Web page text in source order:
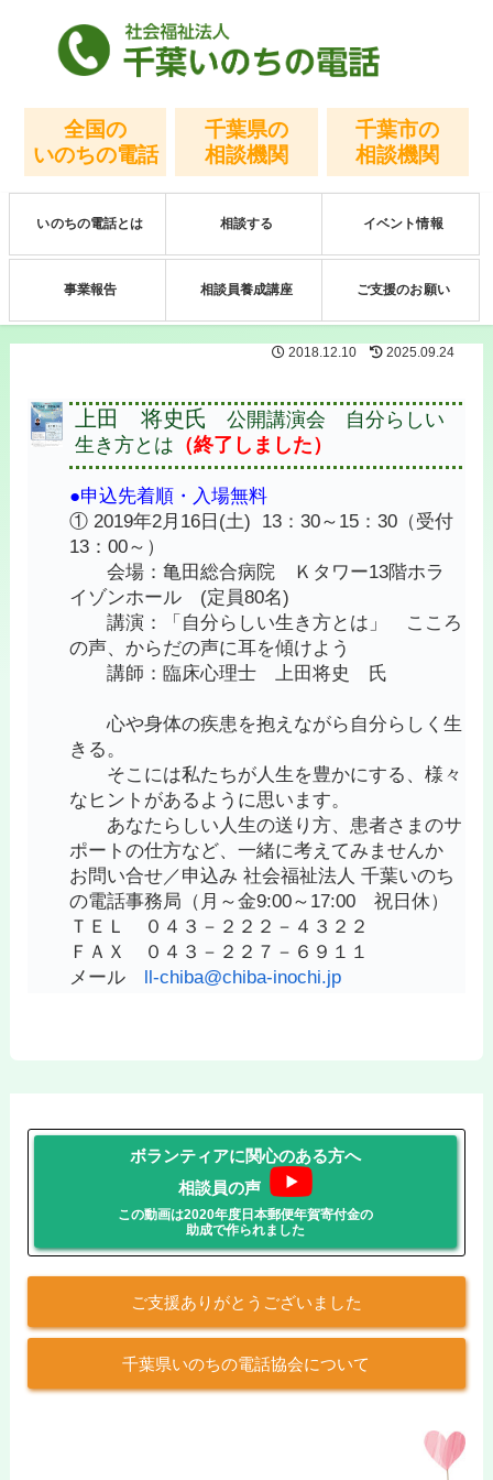
全国の
いのちの電話
千葉県の
相談機関
千葉市の
相談機関
いのちの電話とは 相談する イベント情報
事業報告 相談員養成講座 ご支援のお願い
2018.12.10 2025.09.24
上田 将史氏 公開講演会 自分らしい
生き方とは （終了しました）
●申込先着順・入場無料
① 2019年2月16日(土) 13：30～15：30（受付
13：00～）
会場：亀田総合病院 Ｋタワー13階ホラ
イゾンホール (定員80名)
講演：「自分らしい生き方とは」 こころ
の声、からだの声に耳を傾けよう
講師：臨床心理士 上田将史 氏
心や身体の疾患を抱えながら自分らしく生
きる。
そこには私たちが人生を豊かにする、様々
なヒントがあるように思います。
あなたらしい人生の送り方、患者さまのサ
ポートの仕方など、一緒に考えてみませんか
お問い合せ／申込み 社会福祉法人 千葉いのち
の電話事務局（月～金9:00～17:00 祝日休）
ＴＥＬ ０４３－２２２－４３２２
ＦＡＸ ０４３－２２７－６９１１
メール ll-chiba@chiba-inochi.jp
ボランティアに関心のある方へ
相談員の声
この動画は2020年度日本郵便年賀寄付金の
助成で作られました
ご支援ありがとうございました
千葉県いのちの電話協会について